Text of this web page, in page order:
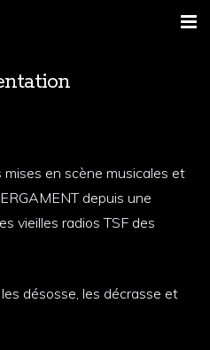
en scène musicales et
depuis une
vieilles radios TSF des
désosse, les décrasse et